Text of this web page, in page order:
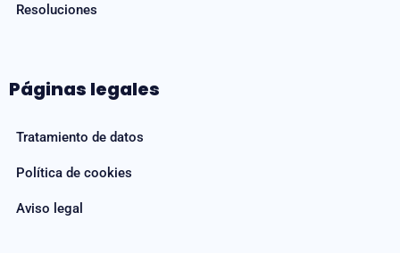
Resoluciones
Páginas legales
Tratamiento de datos
Política de cookies
Aviso legal